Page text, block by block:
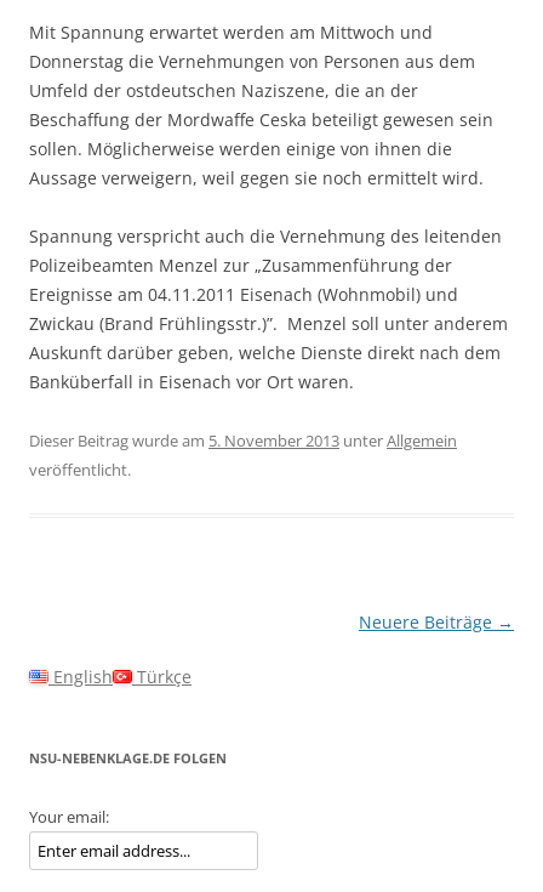
Mit Spannung erwartet werden am Mittwoch und
Donnerstag die Vernehmungen von Personen aus dem
Umfeld der ostdeutschen Naziszene, die an der
Beschaffung der Mordwaffe Ceska beteiligt gewesen sein
sollen. Möglicherweise werden einige von ihnen die
Aussage verweigern, weil gegen sie noch ermittelt wird.
Spannung verspricht auch die Vernehmung des leitenden
Polizeibeamten Menzel zur „Zusammenführung der
Ereignisse am 04.11.2011 Eisenach (Wohnmobil) und
Zwickau (Brand Frühlingsstr.)”. Menzel soll unter anderem
Auskunft darüber geben, welche Dienste direkt nach dem
Banküberfall in Eisenach vor Ort waren.
Dieser Beitrag wurde am 5. November 2013 unterAllgemein
veröffentlicht.
Neuere Beiträge →
English Türkçe
NSU-NEBENKLAGE.DE FOLGEN
Your email: